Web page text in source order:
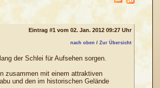
Eintrag #1 vom 02. Jan. 2012 09:27 Uhr
nach oben / Zur Übersicht
der Schlei für Aufsehen sorgen.
zusammen mit einem attraktiven
und den im historischen Gelände